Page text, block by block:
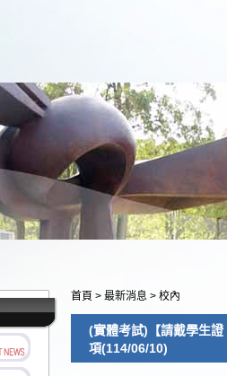
首頁 > 最新消息 > 校內
(實體考試)【請戴學生
項(114/06/10)